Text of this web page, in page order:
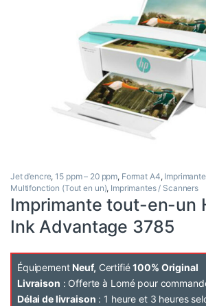
Jet d’encre,15 ppm – 20 ppm, Format A4,
Multifonction (Tout en un), Imprimantes / Scanners
Imprimante tout-en-un
Ink Advantage 3785
Équipement Neuf, Certifié100% Original
Livraison : Offerte à Lomé pour
Délai de livraison : 1 heure et 3 heures